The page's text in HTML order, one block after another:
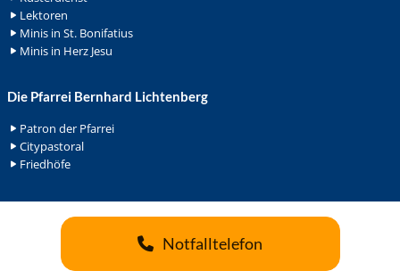
Lektoren
Minis in St. Bonifatius
Minis in Herz Jesu
Die Pfarrei Bernhard Lichtenberg
Patron der Pfarrei
Citypastoral
Friedhöfe
Notfalltelefon